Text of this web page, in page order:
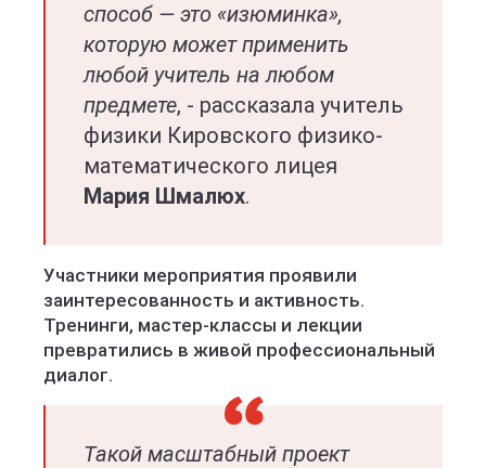
способ — это «изюминка»,
которую может применить
любой учитель на любом
предмете, - рассказала учитель
физики Кировского физико-
математического лицея
Мария Шмалюх.
Участники мероприятия проявили
заинтересованность и активность.
Тренинги, мастер-классы и лекции
превратились в живой профессиональный
диалог.
Такой масштабный проект